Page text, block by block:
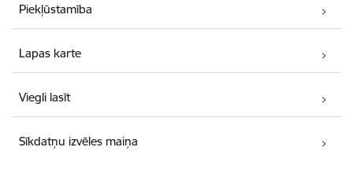
Piekļūstamība
Lapas karte
Viegli lasīt
Sīkdatņu izvēles maiņa